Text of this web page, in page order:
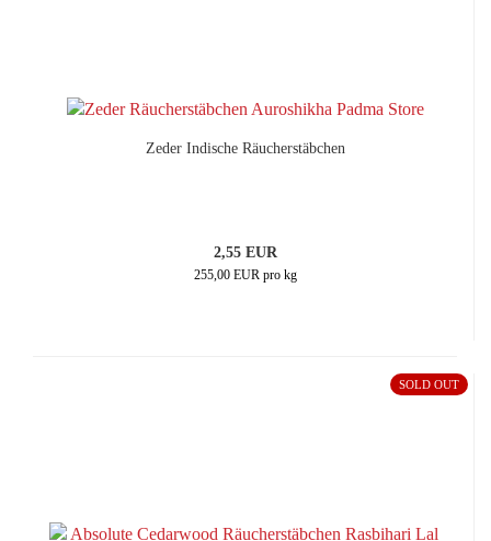
Zeder Indische Räucherstäbchen
2,55 EUR
255,00 EUR pro kg
SOLD OUT